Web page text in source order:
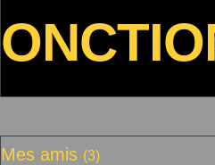
Mes amis (3)